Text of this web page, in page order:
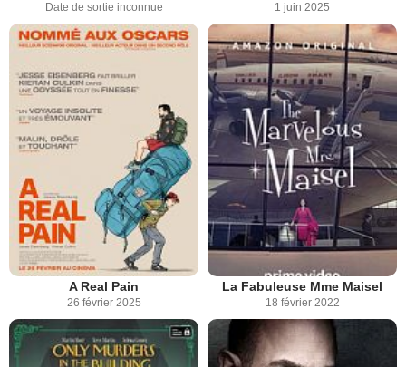
Date de sortie inconnue 1 juin 2025
A Real Pain
26 février 2025
La Fabuleuse Mme Maisel
18 février 2022